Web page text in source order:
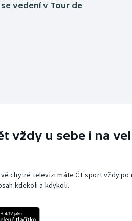
vedení v Tour de
vždy u sebe i na
chytré televizi máte ČT sport vždy po
kdekoli a kdykoli.